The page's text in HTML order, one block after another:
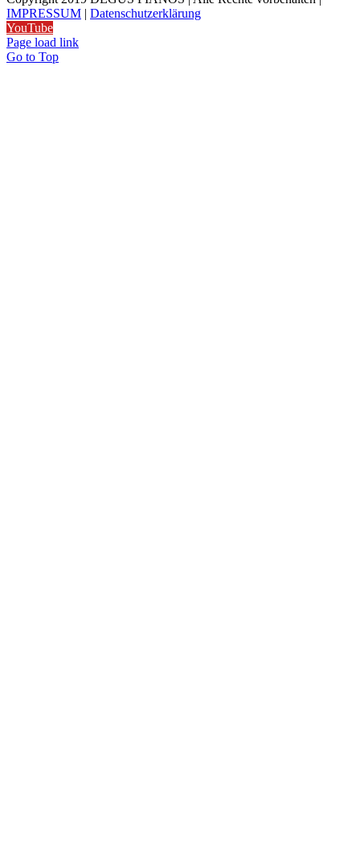
IMPRESSUM | Datenschutzerklärung
YouTube
Page load link
Go to Top